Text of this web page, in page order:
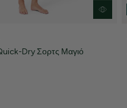
Dry Σορτς Μαγιό